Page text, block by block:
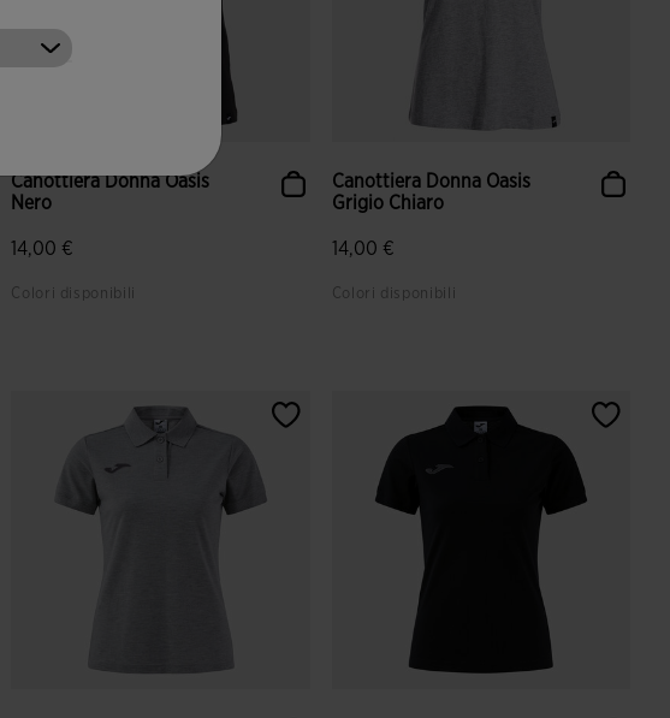
Canottiera Donna Oasis
Nero
14,00 €
Colori disponibili
Canottiera Donna Oasis
Grigio Chiaro
14,00 €
Colori disponibili